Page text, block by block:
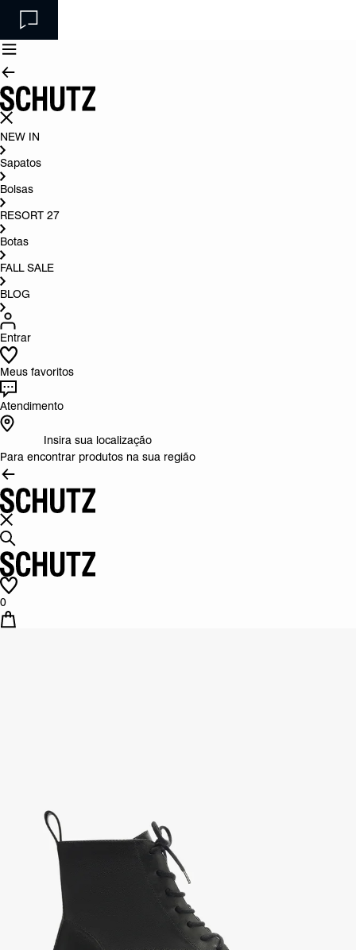
NEW IN
Sapatos
Bolsas
RESORT 27
Botas
FALL SALE
BLOG
Entrar
Meus favoritos
Atendimento
Insira sua localização
Para encontrar produtos na sua região
0